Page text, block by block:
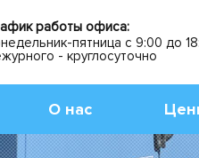
работы офиса:
пятница с 9:00 до
- круглосуточно
О нас